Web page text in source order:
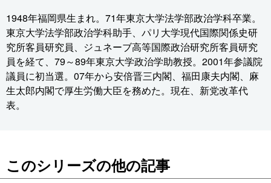
1948年福岡県生まれ。71年東京大学法学部政治学科卒業。
東京大学法学部政治学科助手、パリ大学現代国際関係史研
究所客員研究員、ジュネーブ高等国際政治研究所客員研究
員を経て、79～89年東京大学政治学助教授。2001年参議院
議員に初当選。07年から安倍晋三内閣、福田康夫内閣、麻
生太郎内閣で厚生労働大臣を務めた。現在、新党改革代
表。
このシリーズの他の記事